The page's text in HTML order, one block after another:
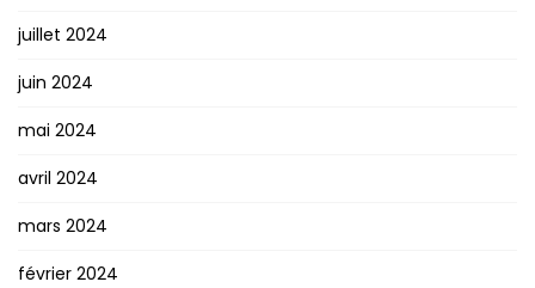
juillet 2024
juin 2024
mai 2024
avril 2024
mars 2024
février 2024